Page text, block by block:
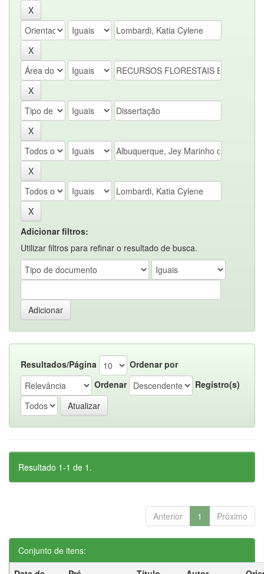
Adicionar filtros:
Utilizar filtros para refinar o resultado de busca.
Resultados/Página
Ordenar por
Ordenar
Registro(s)
Resultado 1-1 de 1.
Anterior 1 Próximo
Conjunto de itens: